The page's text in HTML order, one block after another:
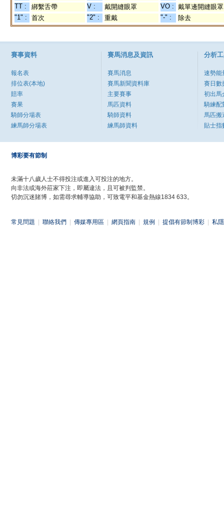
TT : 綁繫舌帶 V : 戴開縫眼罩 VO : 戴單邊開縫眼罩
"1" :
首次 "2" : 重戴 "-" : 除去
賽事資料
報名表
排位表(本地)
賠率
賽果
騎師分場表
練馬師分場表
賽馬消息及資訊
賽馬消息
賽馬新聞資料庫
主要賽事
馬匹資料
騎師資料
練馬師資料
分析
速勢能
賽日數
初出馬
騎練配
馬匹搬
貼士指
博彩要有節制
未滿十八歲人士不得投注或進入可投注的地方。
向非法或海外莊家下注，即屬違法，且可被判監禁。
切勿沉迷賭博，如需尋求輔導協助，可致電平和基金熱線1834 633。
常見問題 聯絡我們 傳媒專用區 網頁指南 規例 提倡有節制博彩 私